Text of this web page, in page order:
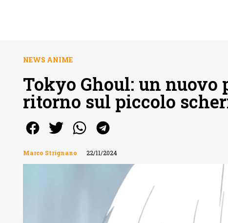
NEWS ANIME
Tokyo Ghoul: un
ritorno sul piccolo
Marco Strignano 22/11/2024